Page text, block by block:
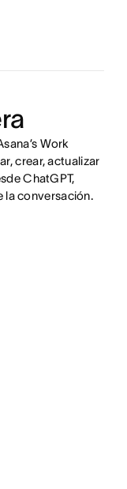
Work
crear, actualizar
ChatGPT,
la conversación.